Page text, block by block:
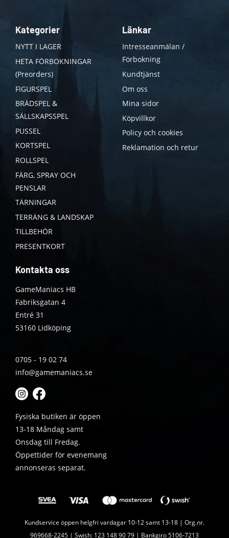
Kategorier
NYTT I LAGER
HETA FÖRBOKNINGAR
(Preorders)
FIGURSPEL
BRÄDSPEL &
SÄLLSKAPSSPEL
PUSSEL
KORTSPEL
ROLLSPEL
FÄRG, SPRAY OCH
PENSLAR
TÄRNINGAR
TERRÄNG & LANDSKAP
TILLBEHÖR
PRESENTKORT
Länkar
Intresseanmälan /
Förbokning
Kundtjänst
Om oss
Mina sidor
Köpvillkor
Policy och cookies
Reklamation och retur
Kontakta oss
GameManiacs HB
Fabriksgatan 4
Entré 31
53160 Lidköping
0705 - 19 02 74
info@gamemaniacs.se
Fysiska butiken är öppen
13-18 Måndag samt
Onsdag till Fredag.
Öppettider för evenemang
annonseras separat.
Kundservice öppen helgfri vardagar 10-12 samt 13-18 | Org.nr.
969668-2245 | Swish: 123 148 90 79 | Bankgiro 5106-7213